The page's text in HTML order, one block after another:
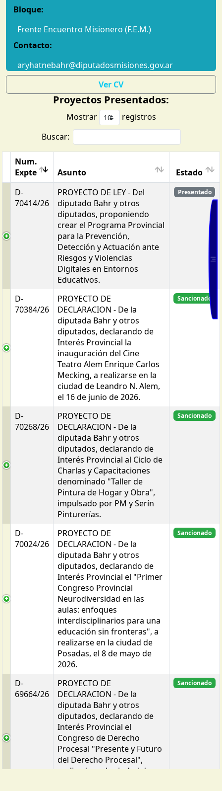
Bloque:
Frente Encuentro Misionero (F.E.M.)
Contacto:
aryhatnebahr@diputadosmisiones.gov.ar
Ver CV
Proyectos Presentados:
Mostrar
registros
Buscar:
Num.
Expte
Asunto
Estado
D-
70414/26
PROYECTO DE LEY - Del
diputado Bahr y otros
diputados, proponiendo
crear el Programa Provincial
para la Prevención,
Detección y Actuación ante
Riesgos y Violencias
Digitales en Entornos
Educativos.
Presentado
D-
70384/26
PROYECTO DE
DECLARACION - De la
diputada Bahr y otros
diputados, declarando de
Interés Provincial la
inauguración del Cine
Teatro Alem Enrique Carlos
Mecking, a realizarse en la
ciudad de Leandro N. Alem,
el 16 de junio de 2026.
Sancionado
D-
70268/26
PROYECTO DE
DECLARACION - De la
diputada Bahr y otros
diputados, declarando de
Interés Provincial al Ciclo de
Charlas y Capacitaciones
denominado "Taller de
Pintura de Hogar y Obra",
impulsado por PM y Serín
Pinturerías.
Sancionado
D-
70024/26
PROYECTO DE
DECLARACION - De la
diputada Bahr y otros
diputados, declarando de
Interés Provincial el "Primer
Congreso Provincial
Neurodiversidad en las
aulas: enfoques
interdisciplinarios para una
educación sin fronteras", a
realizarse en la ciudad de
Posadas, el 8 de mayo de
2026.
Sancionado
D-
69664/26
PROYECTO DE
DECLARACION - De la
diputada Bahr y otros
diputados, declarando de
Interés Provincial el
Congreso de Derecho
Procesal "Presente y Futuro
del Derecho Procesal",
realizado en la ciudad de
Sancionado